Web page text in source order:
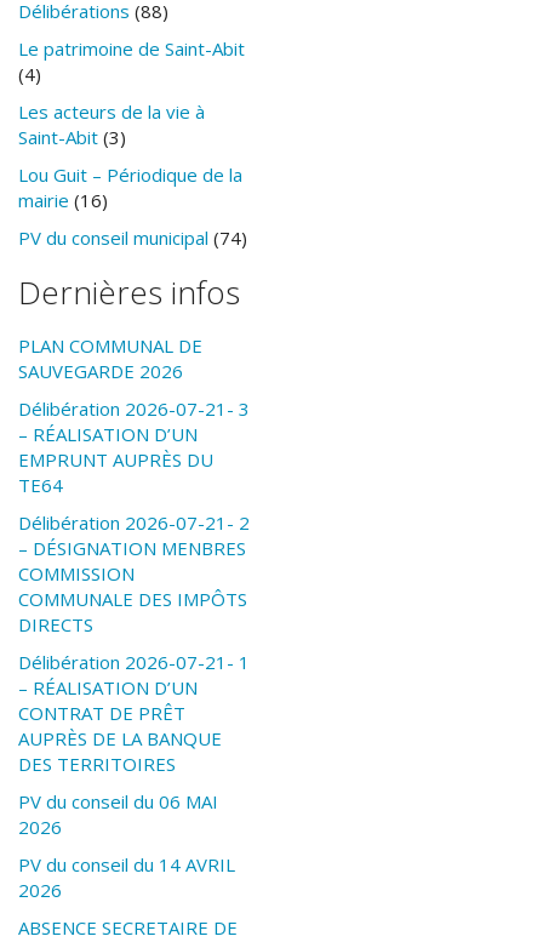
Délibérations (88)
Le patrimoine de Saint-Abit
(4)
Les acteurs de la vie à
Saint-Abit (3)
Lou Guit – Périodique de la
mairie (16)
PV du conseil municipal (74)
Dernières infos
PLAN COMMUNAL DE
SAUVEGARDE 2026
Délibération 2026-07-21- 3
– RÉALISATION D’UN
EMPRUNT AUPRÈS DU
TE64
Délibération 2026-07-21- 2
– DÉSIGNATION MENBRES
COMMISSION
COMMUNALE DES IMPÔTS
DIRECTS
Délibération 2026-07-21- 1
– RÉALISATION D’UN
CONTRAT DE PRÊT
AUPRÈS DE LA BANQUE
DES TERRITOIRES
PV du conseil du 06 MAI
2026
PV du conseil du 14 AVRIL
2026
ABSENCE SECRETAIRE DE